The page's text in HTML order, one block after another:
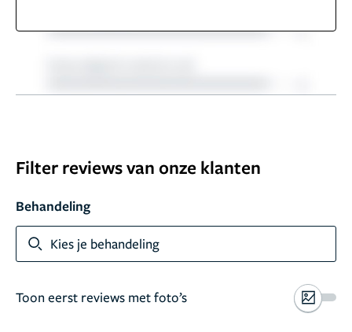
Filter reviews van onze klanten
Behandeling
Kies je behandeling
Toon eerst reviews met foto’s